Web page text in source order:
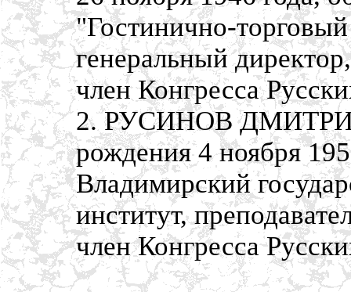
"Гостинично-
генеральный
член Конгресса
2. РУСИНОВ
рождения 4 ноября
Владимирский
институт,
член Конгресса